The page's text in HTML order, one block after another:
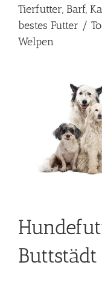
Tierfutter, Barf,
bestes Futter /
Welpen
Buttstädt